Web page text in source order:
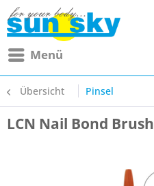
Menü
Übersicht Pinsel
LCN Nail Bond Brush